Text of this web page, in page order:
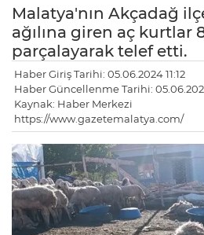
Malatya'nın Akçadağ
ağılına giren aç kurtlar
parçalayarak telef etti.
Haber Giriş Tarihi: 05.06.2024 11:12
Haber Güncellenme Tarihi:
Kaynak: Haber Merkezi
https://www.gazetemalatya.com/